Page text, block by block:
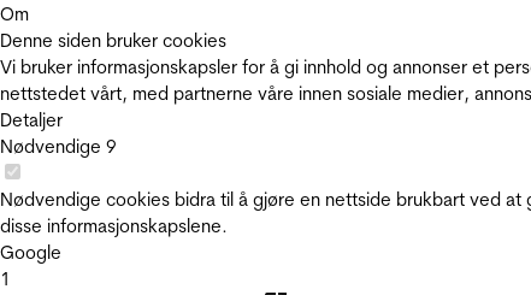
Om
Denne siden bruker cookies
Vi bruker informasjonskapsler for å gi innhold og annonser et
nettstedet vårt, med partnerne våre innen sosiale medier,
Detaljer
Nødvendige 9
Nødvendige cookies bidra til å gjøre en nettside brukbart ved
disse informasjonskapslene.
Google
1